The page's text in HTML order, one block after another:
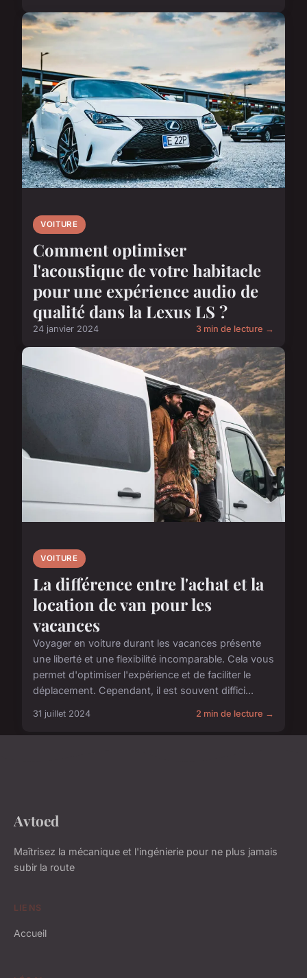
VOITURE
Comment optimiser
l'acoustique de votre habitacle
pour une expérience audio de
qualité dans la Lexus LS ?
24 janvier 2024 3 min de lecture →
VOITURE
La différence entre l'achat et la
location de van pour les
vacances
Voyager en voiture durant les vacances présente
une liberté et une flexibilité incomparable. Cela vous
permet d'optimiser l'expérience et de faciliter le
déplacement. Cependant, il est souvent diffici...
31 juillet 2024 2 min de lecture →
Avtoed
Maîtrisez la mécanique et l'ingénierie pour ne plus jamais
subir la route
LIENS
Accueil